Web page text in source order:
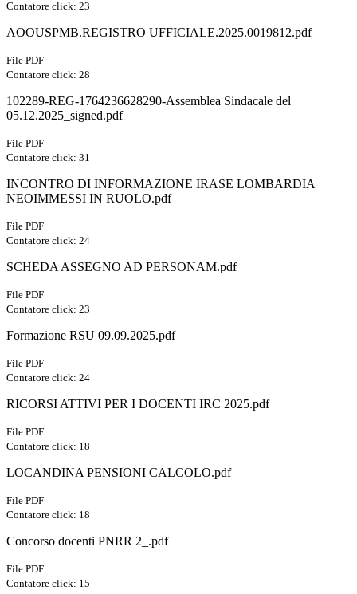
Contatore click: 23
AOOUSPMB.REGISTRO UFFICIALE.2025.0019812.pdf
File PDF
Contatore click: 28
102289-REG-1764236628290-Assemblea Sindacale del
05.12.2025_signed.pdf
File PDF
Contatore click: 31
INCONTRO DI INFORMAZIONE IRASE LOMBARDIA
NEOIMMESSI IN RUOLO.pdf
File PDF
Contatore click: 24
SCHEDA ASSEGNO AD PERSONAM.pdf
File PDF
Contatore click: 23
Formazione RSU 09.09.2025.pdf
File PDF
Contatore click: 24
RICORSI ATTIVI PER I DOCENTI IRC 2025.pdf
File PDF
Contatore click: 18
LOCANDINA PENSIONI CALCOLO.pdf
File PDF
Contatore click: 18
Concorso docenti PNRR 2_.pdf
File PDF
Contatore click: 15